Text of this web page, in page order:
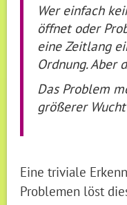
Wer einfach
öffnet oder
eine Zeitlang
Ordnung. Aber
Das Problem
größerer
Eine triviale
Problemen löst